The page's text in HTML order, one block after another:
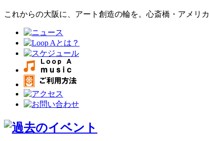
これからの大阪に、アート創造の輪を。心斎橋・アメリ